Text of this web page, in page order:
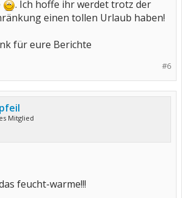
. Ich hoffe ihr werdet trotz der
einen tollen Urlaub haben!
für eure Berichte
#6
Mitglied
feucht-warme!!!